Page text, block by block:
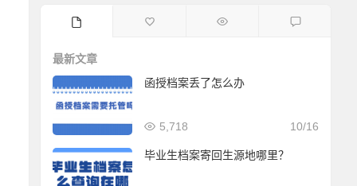
最新文章
函授档案丢了怎么办
10/16
5,718
毕业生档案寄回生源地哪里？